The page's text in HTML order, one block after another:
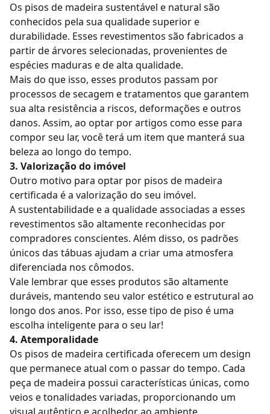
Os pisos de madeira sustentável e natural são
conhecidos pela sua qualidade superior e
durabilidade. Esses revestimentos são fabricados a
partir de árvores selecionadas, provenientes de
espécies maduras e de alta qualidade.
Mais do que isso, esses produtos passam por
processos de secagem e tratamentos que garantem
sua alta resistência a riscos, deformações e outros
danos. Assim, ao optar por artigos como esse para
compor seu lar, você terá um item que manterá sua
beleza ao longo do tempo.
3. Valorização do imóvel
Outro motivo para optar por pisos de madeira
certificada é a valorização do seu imóvel.
A sustentabilidade e a qualidade associadas a esses
revestimentos são altamente reconhecidas por
compradores conscientes. Além disso, os padrões
únicos das tábuas ajudam a criar uma atmosfera
diferenciada nos cômodos.
Vale lembrar que esses produtos são altamente
duráveis, mantendo seu valor estético e estrutural ao
longo dos anos. Por isso, esse tipo de piso é uma
escolha inteligente para o seu lar!
4. Atemporalidade
Os pisos de madeira certificada oferecem um design
que permanece atual com o passar do tempo. Cada
peça de madeira possui características únicas, como
veios e tonalidades variadas, proporcionando um